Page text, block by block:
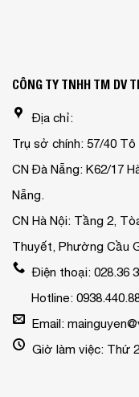
CÔNG TY TNHH TM DV
Địa chỉ:
Trụ sở chính: 57/40
CN Đà Nẵng: K62/17
Nẵng.
CN Hà Nội: Tầng 2,
Thuyết, Phường Cầu
Điện thoại: 028.36
Hotline:
Email:
Giờ làm việc: Thứ